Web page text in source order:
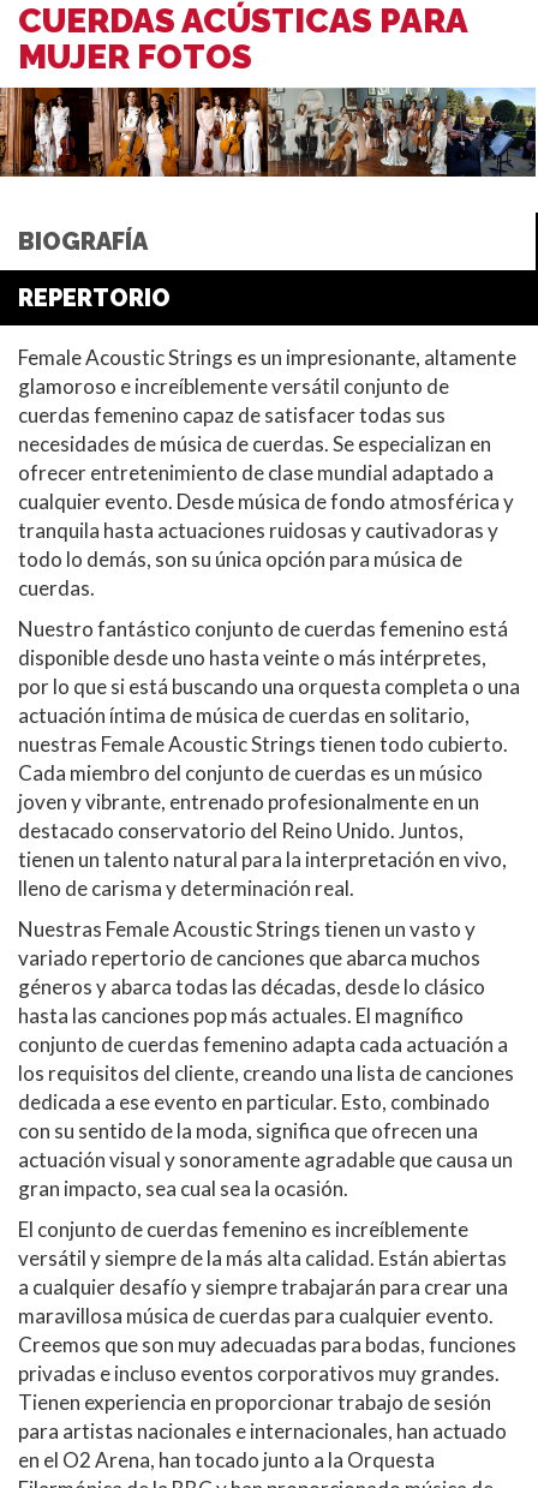
CUERDAS ACÚSTICAS PARA
MUJER FOTOS
BIOGRAFÍA
REPERTORIO
Female Acoustic Strings es un impresionante, altamente
glamoroso e increíblemente versátil conjunto de
cuerdas femenino capaz de satisfacer todas sus
necesidades de música de cuerdas. Se especializan en
ofrecer entretenimiento de clase mundial adaptado a
cualquier evento. Desde música de fondo atmosférica y
tranquila hasta actuaciones ruidosas y cautivadoras y
todo lo demás, son su única opción para música de
cuerdas.
Nuestro fantástico conjunto de cuerdas femenino está
disponible desde uno hasta veinte o más intérpretes,
por lo que si está buscando una orquesta completa o una
actuación íntima de música de cuerdas en solitario,
nuestras Female Acoustic Strings tienen todo cubierto.
Cada miembro del conjunto de cuerdas es un músico
joven y vibrante, entrenado profesionalmente en un
destacado conservatorio del Reino Unido. Juntos,
tienen un talento natural para la interpretación en vivo,
lleno de carisma y determinación real.
Nuestras Female Acoustic Strings tienen un vasto y
variado repertorio de canciones que abarca muchos
géneros y abarca todas las décadas, desde lo clásico
hasta las canciones pop más actuales. El magnífico
conjunto de cuerdas femenino adapta cada actuación a
los requisitos del cliente, creando una lista de canciones
dedicada a ese evento en particular. Esto, combinado
con su sentido de la moda, significa que ofrecen una
actuación visual y sonoramente agradable que causa un
gran impacto, sea cual sea la ocasión.
El conjunto de cuerdas femenino es increíblemente
versátil y siempre de la más alta calidad. Están abiertas
a cualquier desafío y siempre trabajarán para crear una
maravillosa música de cuerdas para cualquier evento.
Creemos que son muy adecuadas para bodas, funciones
privadas e incluso eventos corporativos muy grandes.
Tienen experiencia en proporcionar trabajo de sesión
para artistas nacionales e internacionales, han actuado
en el O2 Arena, han tocado junto a la Orquesta